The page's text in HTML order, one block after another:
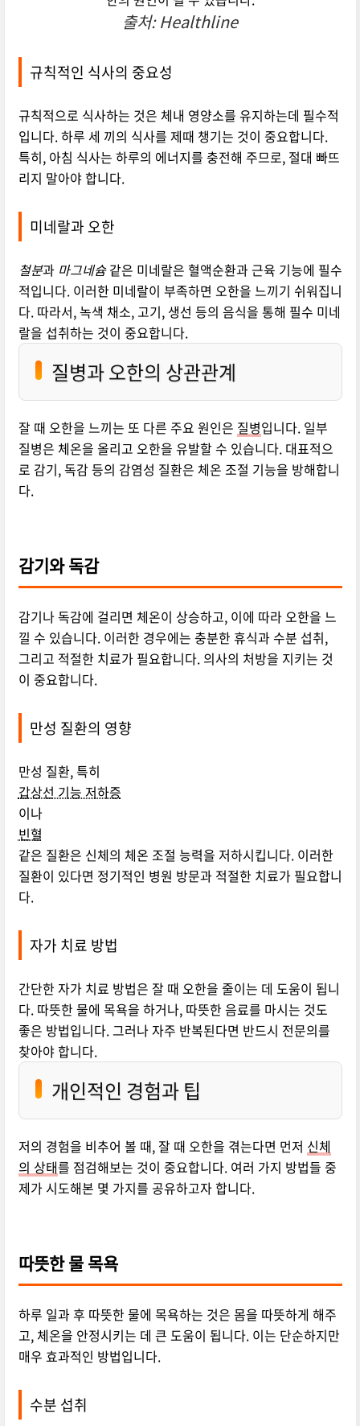
출처: Healthline
규칙적인 식사의 중요성
규칙적으로 식사하는 것은 체내 영양소를 유지하는데 필수적
입니다. 하루 세 끼의 식사를 제때 챙기는 것이 중요합니다.
특히, 아침 식사는 하루의 에너지를 충전해 주므로, 절대 빠뜨
리지 말아야 합니다.
미네랄과 오한
철분과 마그네슘같은 미네랄은 혈액순환과 근육 기능에 필수
적입니다. 이러한 미네랄이 부족하면 오한을 느끼기 쉬워집니
다. 따라서, 녹색 채소, 고기, 생선 등의 음식을 통해 필수 미네
랄을 섭취하는 것이 중요합니다.
질병과 오한의 상관관계
잘 때 오한을 느끼는 또 다른 주요 원인은 질병입니다. 일부
질병은 체온을 올리고 오한을 유발할 수 있습니다. 대표적으
로 감기, 독감 등의 감염성 질환은 체온 조절 기능을 방해합니
다.
감기와 독감
감기나 독감에 걸리면 체온이 상승하고, 이에 따라 오한을 느
낄 수 있습니다. 이러한 경우에는 충분한 휴식과 수분 섭취,
그리고 적절한 치료가 필요합니다. 의사의 처방을 지키는 것
이 중요합니다.
만성 질환의 영향
만성 질환, 특히
갑상선 기능 저하증
이나
빈혈
같은 질환은 신체의 체온 조절 능력을 저하시킵니다. 이러한
질환이 있다면 정기적인 병원 방문과 적절한 치료가 필요합니
다.
자가 치료 방법
간단한 자가 치료 방법은 잘 때 오한을 줄이는 데 도움이 됩니
다. 따뜻한 물에 목욕을 하거나, 따뜻한 음료를 마시는 것도
좋은 방법입니다. 그러나 자주 반복된다면 반드시 전문의를
찾아야 합니다.
개인적인 경험과 팁
저의 경험을 비추어 볼 때, 잘 때 오한을 겪는다면 먼저 신체
의 상태를 점검해보는 것이 중요합니다. 여러 가지 방법들 중
제가 시도해본 몇 가지를 공유하고자 합니다.
따뜻한 물 목욕
하루 일과 후 따뜻한 물에 목욕하는 것은 몸을 따뜻하게 해주
고, 체온을 안정시키는 데 큰 도움이 됩니다. 이는 단순하지만
매우 효과적인 방법입니다.
수분 섭취